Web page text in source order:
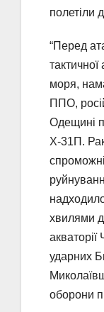
полетіли
“Перед
тактичної
моря,
ППО,
Одещині
Х-31П.
хвилями
ударних
оборони